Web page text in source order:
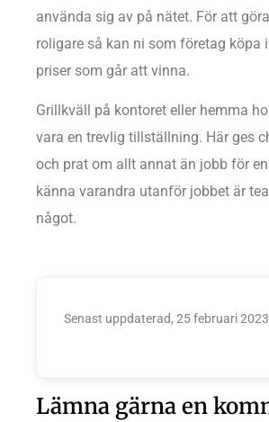
använda sig av på nätet. För att
roligare så kan ni som företag köpa
priser som går att vinna.
Grillkväll på kontoret eller hemma
vara en trevlig tillställning. Här ges
och prat om allt annat än jobb för
känna varandra utanför jobbet är
något.
Senast uppdaterad, 25 februari 2023
Lämna gärna en